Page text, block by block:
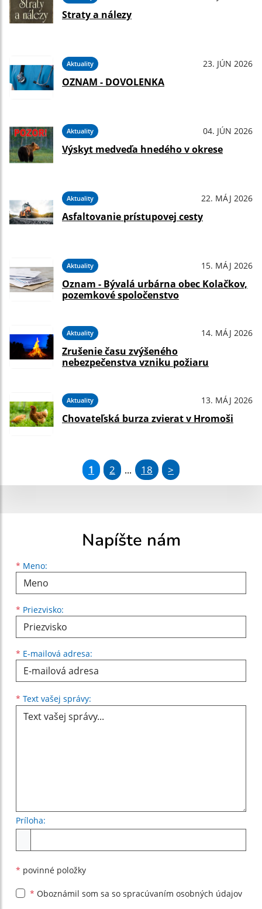
Straty a nálezy
Aktuality 23. JÚN 2026
OZNAM - DOVOLENKA
Aktuality 04. JÚN 2026
Výskyt medveďa hnedého v okrese
Aktuality 22. MÁJ 2026
Asfaltovanie prístupovej cesty
Aktuality 15. MÁJ 2026
Oznam - Bývalá urbárna obec Kolačkov,
pozemkové spoločenstvo
Aktuality 14. MÁJ 2026
Zrušenie času zvýšeného
nebezpečenstva vzniku požiaru
Aktuality 13. MÁJ 2026
Chovateľská burza zvierat v Hromoši
1 2 ... 18 >
Napíšte nám
* Meno:
Meno
* Priezvisko:
Priezvisko
* E-mailová adresa:
E-mailová adresa
* Text vašej správy:
Príloha:
* povinné položky
* Oboznámil som sa so spracúvaním osobných údajov